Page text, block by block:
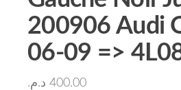
200906 Audi
06-09 =>
400.00 د.م.